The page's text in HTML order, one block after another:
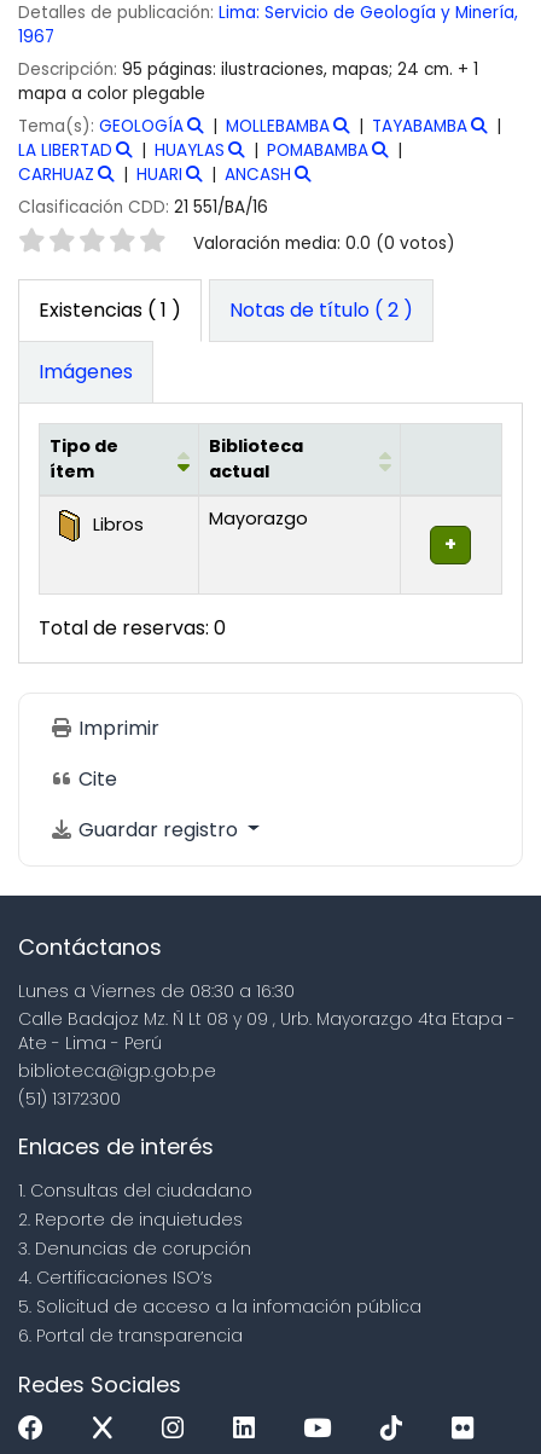
Detalles de publicación: Lima: Servicio de Geología y Minería,
1967
Descripción: 95 páginas: ilustraciones, mapas; 24 cm. + 1
mapa a color plegable
Tema(s): GEOLOGÍA MOLLEBAMBA
TAYABAMBA
LA LIBERTAD
HUAYLAS
POMABAMBA
CARHUAZ
HUARI
ANCASH
Clasificación CDD: 21 551/BA/16
Valoración Valoración media: 0.0 (0 votos)
Existencias ( 1 ) Notas de título ( 2 )
Imágenes
Existencias
Tipo de
ítem
Biblioteca
actual
Libros Mayorazgo
Total de reservas: 0
Imprimir
Cite
Guardar registro
Contáctanos
Lunes a Viernes de 08:30 a 16:30
Calle Badajoz Mz. Ñ Lt 08 y 09 , Urb. Mayorazgo 4ta Etapa -
Ate - Lima - Perú
biblioteca@igp.gob.pe
(51) 13172300
Enlaces de interés
1. Consultas del ciudadano
2. Reporte de inquietudes
3. Denuncias de corupción
4. Certificaciones ISO’s
5. Solicitud de acceso a la infomación pública
6. Portal de transparencia
Redes Sociales